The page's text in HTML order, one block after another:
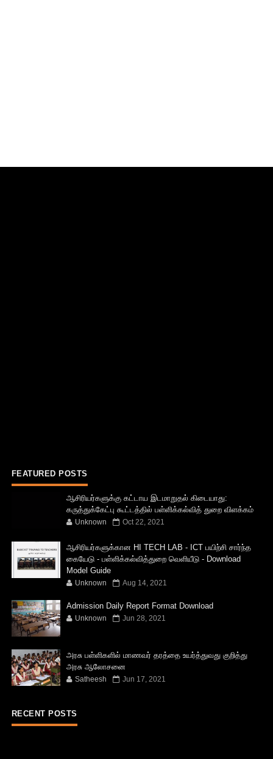
FEATURED POSTS
ஆசிரியர்களுக்கு கட்டாய இடமாறுதல் கிடையாது:
கருத்துக்கேட்பு கூட்டத்தில் பள்ளிக்கல்வித் துறை விளக்கம்
Unknown Oct 22, 2021
ஆசிரியர்களுக்கான HI TECH LAB - ICT பயிற்சி சார்ந்த
கையேடு - பள்ளிக்கல்வித்துறை வெளியீடு - Download
Model Guide
Unknown Aug 14, 2021
Admission Daily Report Format Download
Unknown Jun 28, 2021
அரசு பள்ளிகளில் மாணவர் தரத்தை உயர்த்துவது குறித்து
அரசு ஆலோசனை
Satheesh Jun 17, 2021
RECENT POSTS